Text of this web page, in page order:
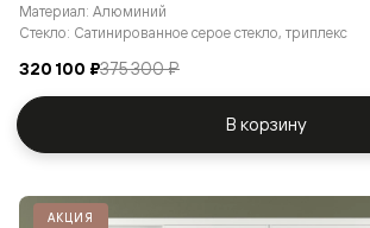
Материал: Алюминий
Стекло: Сатинированное серое стекло, триплекс
320 100 ₽375 300 ₽
В корзину
АКЦИЯ